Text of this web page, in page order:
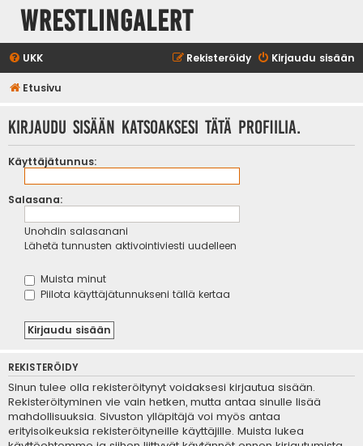
WrestlingAlert
UKK Kirjaudu sisään
Rekisteröidy
Etusivu
Kirjaudu sisään katsoaksesi tätä profiilia.
Käyttäjätunnus:
Salasana:
Unohdin salasanani
Lähetä tunnusten aktivointiviesti uudelleen
Muista minut
Piilota käyttäjätunnukseni tällä kertaa
REKISTERÖIDY
Sinun tulee olla rekisteröitynyt voidaksesi kirjautua sisään.
Rekisteröityminen vie vain hetken, mutta antaa sinulle lisää
mahdollisuuksia. Sivuston ylläpitäjä voi myös antaa
erityisoikeuksia rekisteröityneille käyttäjille. Muista lukea